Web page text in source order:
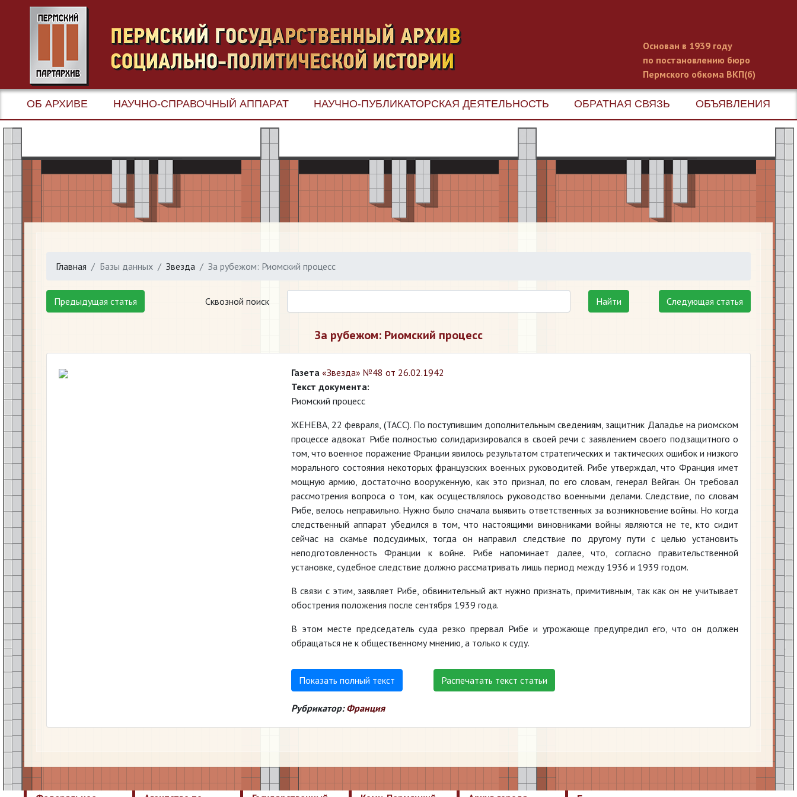
Основан в 1939 году
по постановлению бюро
Пермского обкома ВКП(б)
ОБ АРХИВЕ НАУЧНО-СПРАВОЧНЫЙ АППАРАТ НАУЧНО-ПУБЛИКАТОРСКАЯ ДЕЯТЕЛЬНОСТЬ ОБРАТНАЯ СВЯЗЬ ОБЪЯВЛЕНИЯ
Главная Базы данных Звезда За рубежом: Риомский процесс
Предыдущая статья Сквозной поиск Найти Следующая статья
За рубежом: Риомский процесс
Газета «Звезда» №48 от 26.02.1942
Текст документа:
Риомский процесс
ЖЕНЕВА, 22 февраля, (ТАСС). По поступившим дополнительным сведениям, защитник Даладье на риомском
процессе адвокат Рибе полностью солидаризировался в своей речи с заявлением своего подзащитного о
том, что военное поражение Франции явилось результатом стратегических и тактических ошибок и низкого
морального состояния некоторых французских военных руководитей. Рибе утверждал, что Франция имет
мощную армию, достаточно вооруженную, как это признал, по его словам, генерал Вейган. Он требовал
рассмотрения вопроса о том, как осуществлялось руководство военными делами. Следствие, по словам
Рибе, велось неправильно. Нужно было сначала выявить ответственных за возникновение войны. Но когда
следственный аппарат убедился в том, что настоящими виновниками войны являются не те, кто сидит
сейчас на скамье подсудимых, тогда он направил следствие по другому пути с целью установить
неподготовленность Франции к войне. Рибе напоминает далее, что, согласно правительственной
установке, судебное следствие должно рассматривать лишь период между 1936 и 1939 годом.
В связи с этим, заявляет Рибе, обвинительный акт нужно признать, примитивным, так как он не учитывает
обострения положения после сентября 1939 года.
В этом месте председатель суда резко прервал Рибе и угрожающе предупредил его, что он должен
обращаться не к общественному мнению, а только к суду.
Показать полный текст Распечатать текст статьи
Рубрикатор: Франция